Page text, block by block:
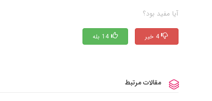
آیا مفید بود؟
14 بله 4 خیر
مقالات مرتبط